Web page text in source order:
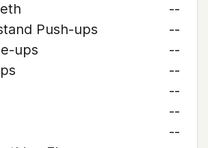
--
Push-ups
--
ups
--
--
--
--
--